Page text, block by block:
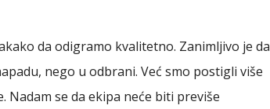
da odigramo kvalitetno. Zanimljivo je da
nego u odbrani. Već smo postigli više
Nadam se da ekipa neće biti previše